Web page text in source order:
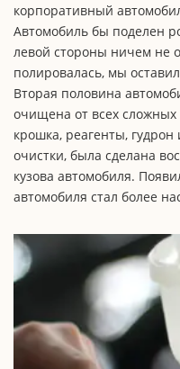
корпоративный
Автомобиль бы поделен
левой стороны ничем не
полировалась, мы
Вторая половина
очищена от всех сложных
крошка, реагенты,
очистки, была сделана
кузова автомобиля.
автомобиля стал более